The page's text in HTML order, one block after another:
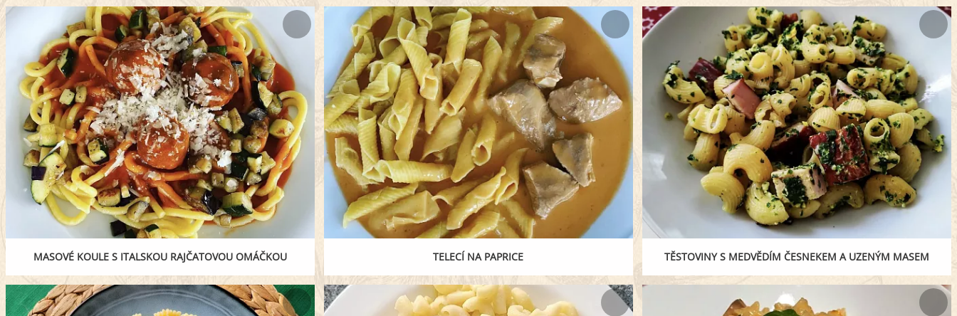
MASOVÉ KOULE S ITALSKOU RAJČATOVOU OMÁČKOU TELECÍ NA PAPRICE TĚSTOVINY S MEDVĚDÍM ČESNEKEM A UZENÝM MASEM